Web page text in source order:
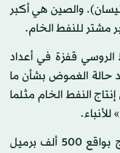
والصين هي أكبر
مشتر للنفط الخام.
الروسي قفزة في أعداد
حالة الغموض بشأن ما
النفط الخام مثلما
وتعهدت موسكو بخفض الإنتاج بواقع 500 ألف برميل